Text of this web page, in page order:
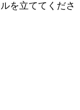
を立ててくださ